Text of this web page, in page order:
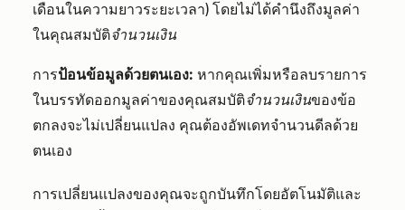
เดือนในความยาวระยะเวลา) โดยไม่ได้คำนึงถึงมูลค่า
ในคุณสมบัติจำนวนเงิน
การป้อนข้อมูลด้วยตนเอง: หากคุณเพิ่มหรือลบรายการ
ในบรรทัดออกมูลค่าของคุณสมบัติจำนวนเงินของข้อ
ตกลงจะไม่เปลี่ยนแปลง คุณต้องอัพเดทจำนวนดีลด้วย
ตนเอง
การเปลี่ยนแปลงของคุณจะถูกบันทึกโดยอัตโนมัติและ